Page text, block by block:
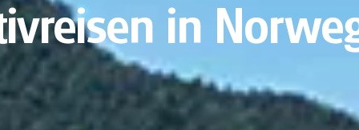
in